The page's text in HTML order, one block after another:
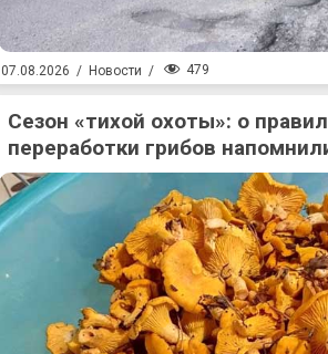
07.08.2026 / Новости / 479
Сезон «тихой охоты»: о
переработки грибов